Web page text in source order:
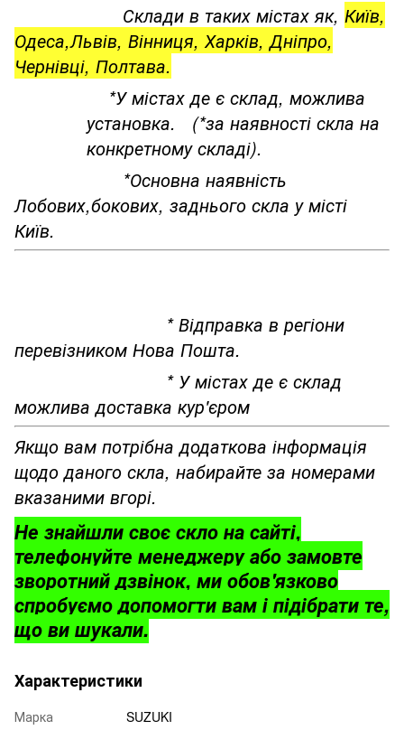
Склади в таких містах як, Київ,
Одеса,Львів, Вінниця, Харків, Дніпро,
Чернівці, Полтава.
*У містах де є склад, можлива
установка. (*за наявності скла на
конкретному складі).
*Основна наявність
Лобових,бокових, заднього скла у місті
Київ.
* Відправка в регіони
перевізником Нова Пошта.
* У містах де є склад
можлива доставка кур'єром
Якщо вам потрібна додаткова інформація
щодо даного скла, набирайте за номерами
вказаними вгорі.
Не знайшли своє скло на сайті,
телефонуйте менеджеру або замовте
зворотний дзвінок, ми обов'язково
спробуємо допомогти вам і підібрати те,
що ви шукали.
Характеристики
Марка
SUZUKI